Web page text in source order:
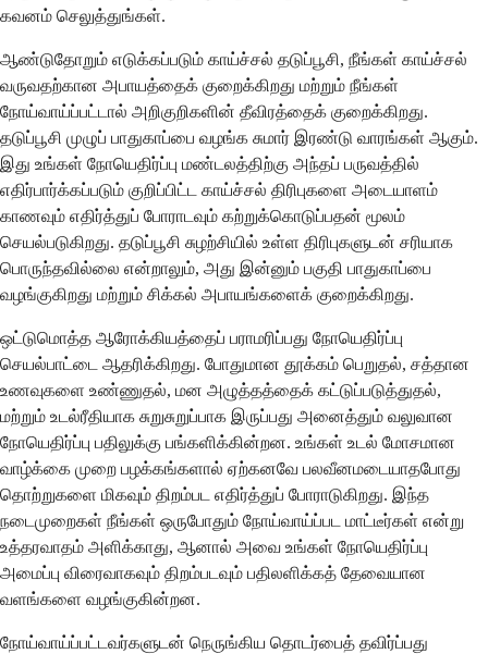
கவனம் செலுத்துங்கள்.
ஆண்டுதோறும் எடுக்கப்படும் காய்ச்சல் தடுப்பூசி, நீங்கள் காய்ச்சல்
வருவதற்கான அபாயத்தைக் குறைக்கிறது மற்றும் நீங்கள்
நோய்வாய்ப்பட்டால் அறிகுறிகளின் தீவிரத்தைக் குறைக்கிறது.
தடுப்பூசி முழுப் பாதுகாப்பை வழங்க சுமார் இரண்டு வாரங்கள் ஆகும்.
இது உங்கள் நோயெதிர்ப்பு மண்டலத்திற்கு அந்தப் பருவத்தில்
எதிர்பார்க்கப்படும் குறிப்பிட்ட காய்ச்சல் திரிபுகளை அடையாளம்
காணவும் எதிர்த்துப் போராடவும் கற்றுக்கொடுப்பதன் மூலம்
செயல்படுகிறது. தடுப்பூசி சுழற்சியில் உள்ள திரிபுகளுடன் சரியாக
பொருந்தவில்லை என்றாலும், அது இன்னும் பகுதி பாதுகாப்பை
வழங்குகிறது மற்றும் சிக்கல் அபாயங்களைக் குறைக்கிறது.
ஒட்டுமொத்த ஆரோக்கியத்தைப் பராமரிப்பது நோயெதிர்ப்பு
செயல்பாட்டை ஆதரிக்கிறது. போதுமான தூக்கம் பெறுதல், சத்தான
உணவுகளை உண்ணுதல், மன அழுத்தத்தைக் கட்டுப்படுத்துதல்,
மற்றும் உடல்ரீதியாக சுறுசுறுப்பாக இருப்பது அனைத்தும் வலுவான
நோயெதிர்ப்பு பதிலுக்கு பங்களிக்கின்றன. உங்கள் உடல் மோசமான
வாழ்க்கை முறை பழக்கங்களால் ஏற்கனவே பலவீனமடையாதபோது
தொற்றுகளை மிகவும் திறம்பட எதிர்த்துப் போராடுகிறது. இந்த
நடைமுறைகள் நீங்கள் ஒருபோதும் நோய்வாய்ப்பட மாட்டீர்கள் என்று
உத்தரவாதம் அளிக்காது, ஆனால் அவை உங்கள் நோயெதிர்ப்பு
அமைப்பு விரைவாகவும் திறம்படவும் பதிலளிக்கத் தேவையான
வளங்களை வழங்குகின்றன.
நோய்வாய்ப்பட்டவர்களுடன் நெருங்கிய தொடர்பைத் தவிர்ப்பது